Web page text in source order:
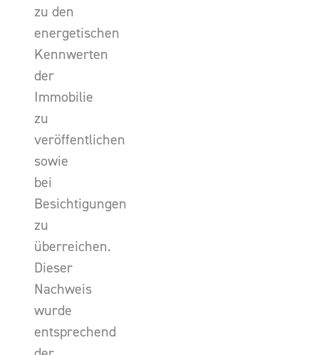
zu den
energetischen
Kennwerten
der
Immobilie
zu
veröffentlichen
sowie
bei
Besichtigungen
zu
überreichen.
Dieser
Nachweis
wurde
entsprechend